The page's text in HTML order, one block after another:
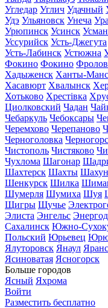
Угледар Углич Удачный
Удэ Ульяновск Унеча
Урюпинск Усинск
Уссурийск Усть-Джегута
Усть-Лабинск Устюжна
Фокино Фокино
Хадыженск Ханты-
Хасавюрт Хвалынск
Хотьково Хрестівка
Циолковский Чадан
Чебаркуль Чебоксары
Черемхово Черепаново
Черноголовка
Чистополь Чистяково
Чухлома Шагонар
Шахтерск Шахты
Шенкурск Шилка
Шумерля Шумиха Шуя
Щигры Щучье
Элиста Энгельс
Сахалинск Южно-
Польский Юрьевец
Ялуторовск Янаул
Ясиноватая Ясногорск
Больше городов
Ясный Яхрома
Войти
Разместить бесплатно